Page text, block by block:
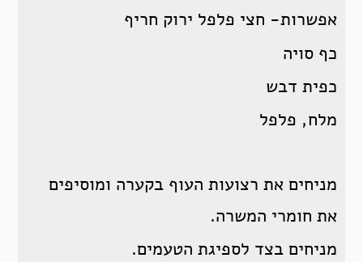
אפשרות- חצי פלפל ירוק חריף
כף סויה
כפית דבש
מלח, פלפל
מניחים את רצועות העוף בקערה ומוסיפים
את חומרי המשרה.
מניחים בצד לספיגת הטעמים.